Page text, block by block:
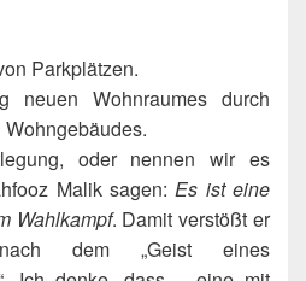
Parkplätzen.
neuen Wohnraumes durch
oder nennen wir es
Malik sagen:Es ist eine
Wahlkampf. Damit verstößt er
dem „Geist eines